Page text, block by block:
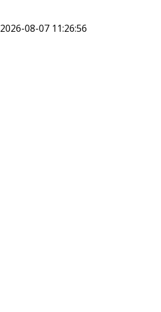
2026-08-07 11:26:56